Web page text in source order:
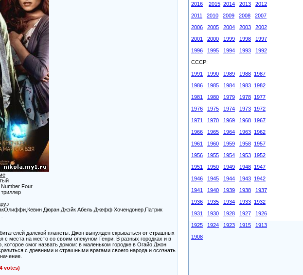
Number Four
Дюран,Джэйк Абель,Джефф Хочендонер,Патрик
далекой планеты. Джон вынужден скрываться от страшных
с места на место со своим опекуном Генри. В разных городках и в
смог назвать домом: в маленьком городке в Огайо Джон
с древними и страшными врагами своего народа и осознать
votes)
2016
2015 2014 2013
2012
2011
2010 2009 2008
2007
2006
2005 2004 2003
2002
2001
2000 1999 1998
1997
1996
1995 1994 1993
1992
СССР:
1991
1990 1989 1988 1987
1986
1985 1984 1983 1982
1981
1980 1979 1978 1977
1976
1975 1974 1973 1972
1971
1970 1969 1968 1967
1966
1965 1964 1963 1962
1961
1960 1959 1958 1957
1956
1955 1954 1953 1952
1951
1950 1949 1948 1947
1946
1945 1944 1943 1942
1941
1940 1939 1938
1937
1936
1935 1934 1933 1932
1931
1930 1928 1927
1926
1925
1924 1923 1915
1913
1908